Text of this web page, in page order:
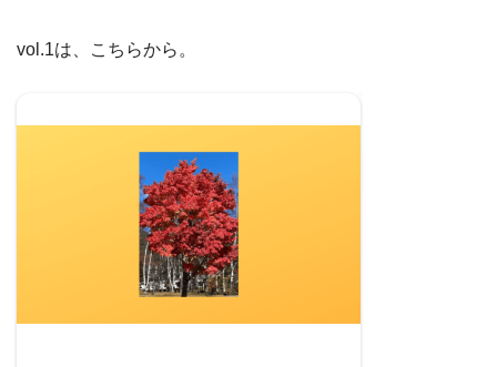
vol.1は、こちらから。